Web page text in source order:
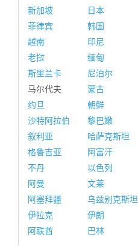
新加坡
日本
菲律宾
韩国
越南
印尼
老挝
缅甸
斯里兰卡
尼泊尔
马尔代夫
蒙古
约旦
朝鲜
沙特阿拉伯
黎巴嫩
叙利亚
哈萨克斯坦
格鲁吉亚
阿富汗
不丹
以色列
阿曼
文莱
阿塞拜疆
乌兹别克斯坦
伊拉克
伊朗
阿联酋
巴林